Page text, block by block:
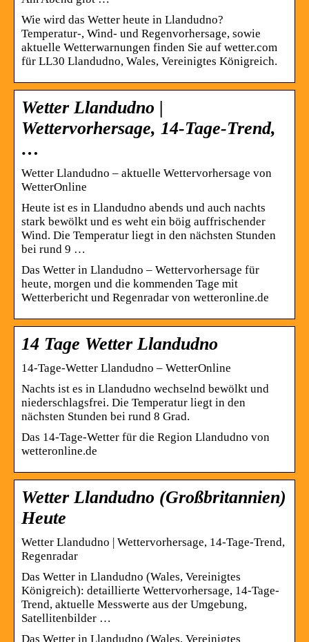
Wie wird das Wetter heute in Llandudno?
Temperatur-, Wind- und Regenvorhersage, sowie
aktuelle Wetterwarnungen finden Sie auf wetter.com
für LL30 Llandudno, Wales, Vereinigtes Königreich.
Wetter Llandudno |
Wettervorhersage, 14-Tage-Trend,
…
Wetter Llandudno – aktuelle Wettervorhersage von
WetterOnline
Heute ist es in Llandudno abends und auch nachts
stark bewölkt und es weht ein böig auffrischender
Wind. Die Temperatur liegt in den nächsten Stunden
bei rund 9 …
Das Wetter in Llandudno – Wettervorhersage für
heute, morgen und die kommenden Tage mit
Wetterbericht und Regenradar von wetteronline.de
14 Tage Wetter Llandudno
14-Tage-Wetter Llandudno – WetterOnline
Nachts ist es in Llandudno wechselnd bewölkt und
niederschlagsfrei. Die Temperatur liegt in den
nächsten Stunden bei rund 8 Grad.
Das 14-Tage-Wetter für die Region Llandudno von
wetteronline.de
Wetter Llandudno (Großbritannien)
Heute
Wetter Llandudno | Wettervorhersage, 14-Tage-Trend,
Regenradar
Das Wetter in Llandudno (Wales, Vereinigtes
Königreich): detaillierte Wettervorhersage, 14-Tage-
Trend, aktuelle Messwerte aus der Umgebung,
Satellitenbilder …
Das Wetter in Llandudno (Wales, Vereinigtes